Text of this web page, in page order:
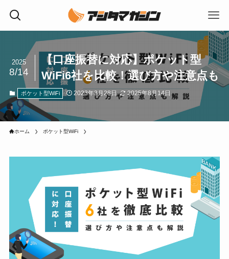
【口座振替に対応】ポケット型
WiFi6社を比較！選び方や注意点も
2025
8/14
ポケット型WiFi 2023年3月28日 2025年8月14日
ホーム ポケット型WiFi